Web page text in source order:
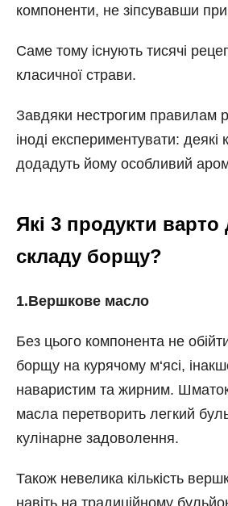
компоненти, не зіпсувавши
Саме тому існують тисячі
класичної страви.
Завдяки нестрогим правилам
іноді експериментувати: деякі
додадуть йому особливий
Які 3 продукти
складу борщу?
1.Вершкове масло
Без цього компонента не
борщу на курячому м‘ясі,
наваристим та жирним.
масла перетворить легкий
кулінарне задоволення.
Також невелика кількість
навіть на традиційному